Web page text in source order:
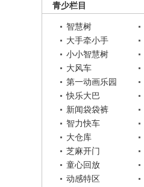
青少栏目
智慧树
大手牵小手
小小智慧树
大风车
第一动画乐园
快乐大巴
新闻袋袋裤
智力快车
大仓库
芝麻开门
童心回放
动感特区